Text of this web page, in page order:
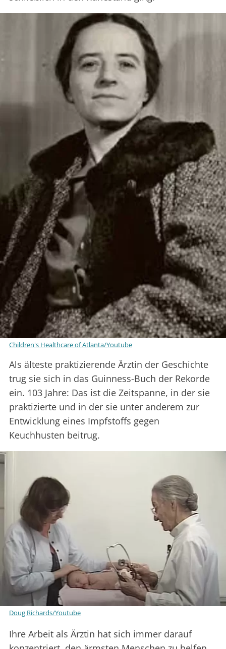
Children's Healthcare of Atlanta/Youtube
Als älteste praktizierende Ärztin der Geschichte
trug sie sich in das Guinness-Buch der Rekorde
ein. 103 Jahre: Das ist die Zeitspanne, in der sie
praktizierte und in der sie unter anderem zur
Entwicklung eines Impfstoffs gegen
Keuchhusten beitrug.
Doug Richards/Youtube
Ihre Arbeit als Ärztin hat sich immer darauf